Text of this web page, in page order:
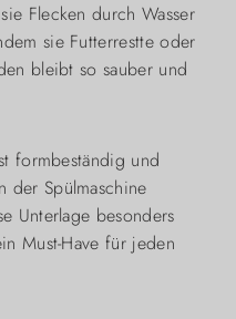
Flecken durch Wasser
sie Futterrestte oder
bleibt so sauber und
formbeständig und
der Spülmaschine
Unterlage besonders
Must-Have für jeden